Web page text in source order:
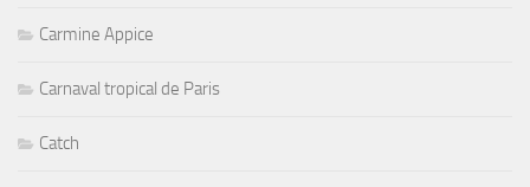
Carmine Appice
Carnaval tropical de Paris
Catch